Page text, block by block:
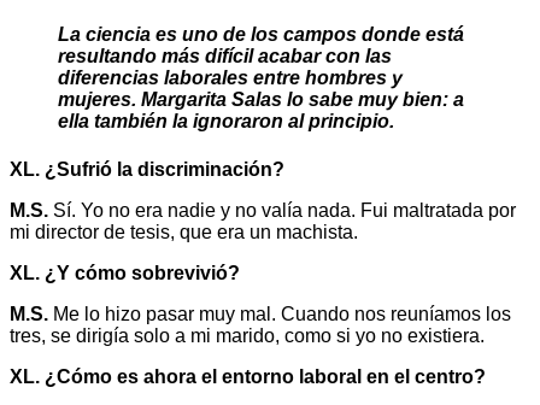
La ciencia es uno de los campos donde está
resultando más difícil acabar con las
diferencias laborales entre hombres y
mujeres. Margarita Salas lo sabe muy bien: a
ella también la ignoraron al principio.
XL. ¿Sufrió la discriminación?
M.S. Sí. Yo no era nadie y no valía nada. Fui maltratada por
mi director de tesis, que era un machista.
XL. ¿Y cómo sobrevivió?
M.S. Me lo hizo pasar muy mal. Cuando nos reuníamos los
tres, se dirigía solo a mi marido, como si yo no existiera.
XL. ¿Cómo es ahora el entorno laboral en el centro?